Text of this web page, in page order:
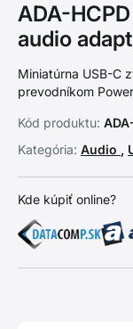
ADA-
audio
Miniatúrna USB-C
prevodníkom
Kód produktu:
Kategória: Audio ,
Kde kúpiť online?